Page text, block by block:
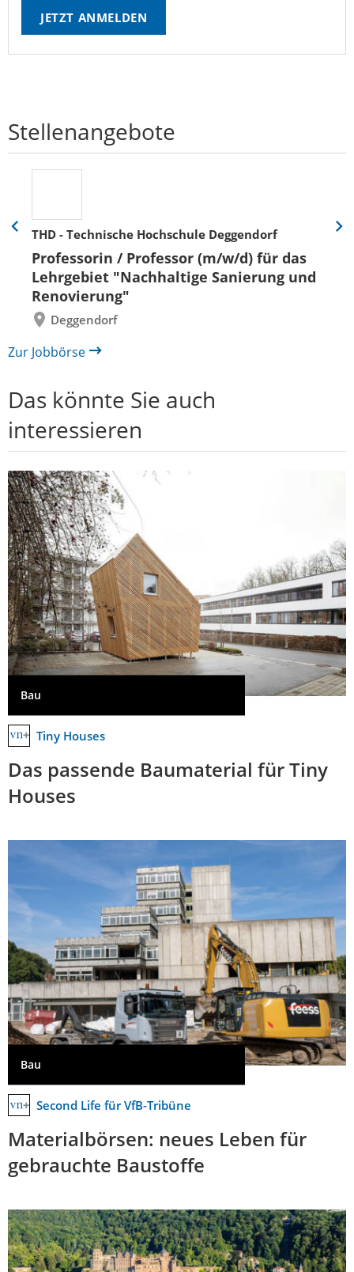
JETZT ANMELDEN
Stellenangebote
THD - Technische Hochschule Deggendorf
Professorin / Professor (m/w/d) für das
Lehrgebiet "Nachhaltige Sanierung und
Renovierung"
Deggendorf
Eine
zurück
Eine
Zur Jobbörse
Das könnte Sie auch
interessieren
Bau
Tiny Houses
Das passende Baumaterial für Tiny
Houses
Bau
Second Life für VfB-Tribüne
Materialbörsen: neues Leben für
gebrauchte Baustoffe